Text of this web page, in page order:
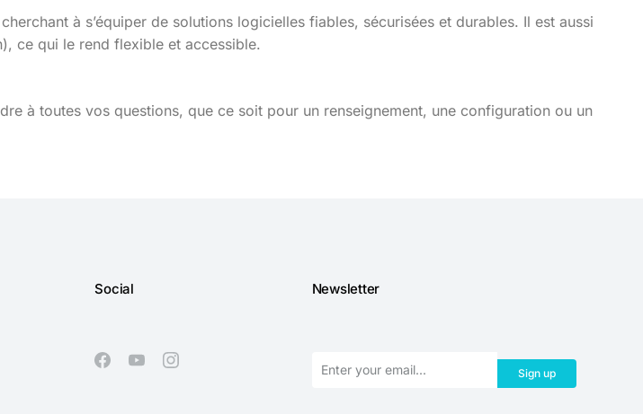
à s’équiper de solutions logicielles fiables, sécurisées et durables. Il est aussi
ce qui le rend flexible et accessible.
à toutes vos questions, que ce soit pour un renseignement, une configuration ou un
Social Newsletter
Sign up